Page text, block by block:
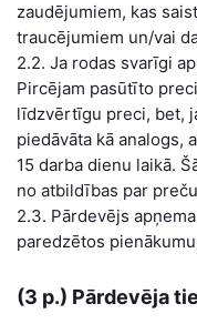
zaudējumiem, kas
traucējumiem un/vai
2.2. Ja rodas svarīgi
Pircējam pasūtīto
līdzvērtīgu preci, bet,
piedāvāta kā analogs,
15 darba dienu laikā.
no atbildības par
2.3. Pārdevējs
paredzētos
(3 p.) Pārdevēja